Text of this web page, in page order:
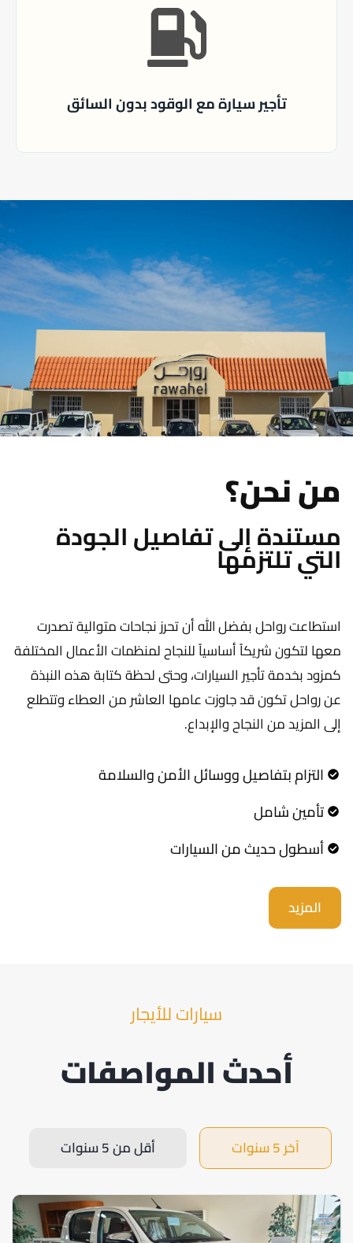
تأجير سيارة مع الوقود بدون السائق
من نحن؟
مستندة إلى تفاصيل الجودة
التي تلتزمها
استطاعت رواحل بفضل الله أن تحرز نجاحات متوالية تصدرت
معها لتكون شريكاً أساسياً للنجاح لمنظمات الأعمال المختلفة
كمزود بخدمة تأجير السيارات، وحتى لحظة كتابة هذه النبذة
عن رواحل تكون قد جاوزت عامها العاشر من العطاء وتتطلع
إلى المزيد من النجاح والإبداع.
التزام بتفاصيل ووسائل الأمن والسلامة
تأمين شامل
أسطول حديث من السيارات
المزيد
سيارات للأيجار
أحدث المواصفات
آخر 5 سنوات أقل من 5 سنوات